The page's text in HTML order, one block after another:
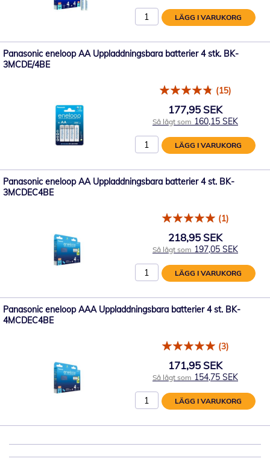
LÄGG I VARUKORG
Panasonic eneloop AA Uppladdningsbara batterier 4 stk. BK-
3MCDE/4BE
(15)
177,95 SEK
Så lågt som 160,15 SEK
LÄGG I VARUKORG
Panasonic eneloop AA Uppladdningsbara batterier 4 st. BK-
3MCDEC4BE
(1)
218,95 SEK
Så lågt som 197,05 SEK
LÄGG I VARUKORG
Panasonic eneloop AAA Uppladdningsbara batterier 4 st. BK-
4MCDEC4BE
(3)
171,95 SEK
Så lågt som 154,75 SEK
LÄGG I VARUKORG